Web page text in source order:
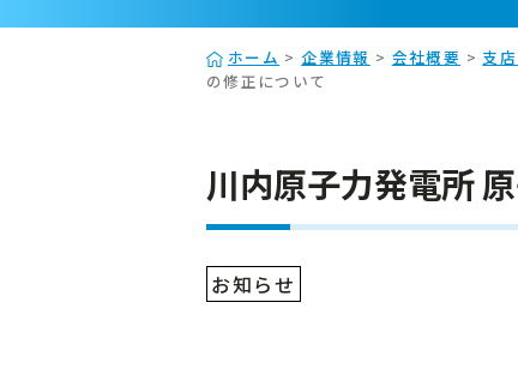
ホーム > 企業情報 > 会社概要 > 支
の修正について
川内原子力発電所
お知らせ